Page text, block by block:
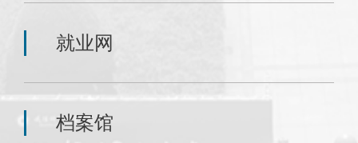
就业网
档案馆